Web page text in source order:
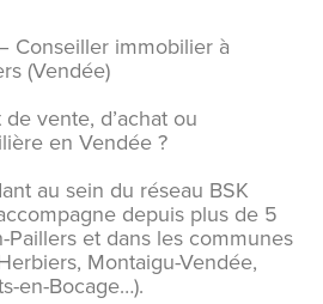
Conseiller immobilier à
(Vendée)
vente, d’achat ou
en Vendée ?
au sein du réseau BSK
depuis plus de 5
Paillers et dans les communes
Montaigu-Vendée,
en-Bocage…).